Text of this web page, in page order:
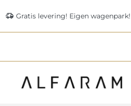
delivery_truck_speed Gratis levering! Eigen wagenpark!